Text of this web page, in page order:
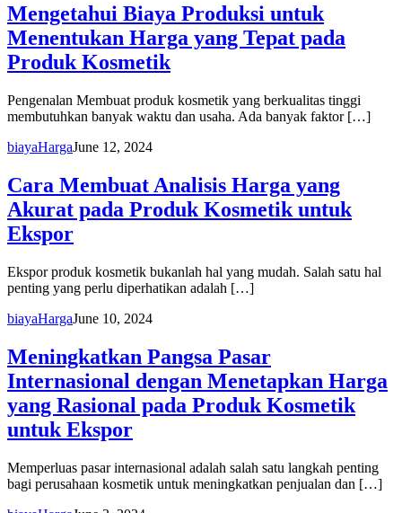
Mengetahui Biaya Produksi untuk
Menentukan Harga yang Tepat pada
Produk Kosmetik
Pengenalan Membuat produk kosmetik yang berkualitas tinggi
membutuhkan banyak waktu dan usaha. Ada banyak faktor […]
biayaHargaJune 12, 2024
Cara Membuat Analisis Harga yang
Akurat pada Produk Kosmetik untuk
Ekspor
Ekspor produk kosmetik bukanlah hal yang mudah. Salah satu hal
penting yang perlu diperhatikan adalah […]
biayaHargaJune 10, 2024
Meningkatkan Pangsa Pasar
Internasional dengan Menetapkan Harga
yang Rasional pada Produk Kosmetik
untuk Ekspor
Memperluas pasar internasional adalah salah satu langkah penting
bagi perusahaan kosmetik untuk meningkatkan penjualan dan […]